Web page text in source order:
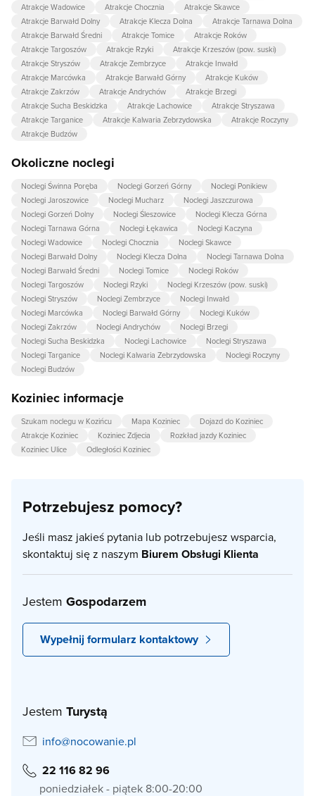
Atrakcje Wadowice
Atrakcje Chocznia
Atrakcje Skawce
Atrakcje Barwałd Dolny
Atrakcje Klecza Dolna
Atrakcje Tarnawa Dolna
Atrakcje Barwałd Średni
Atrakcje Tomice
Atrakcje Roków
Atrakcje Targoszów
Atrakcje Rzyki
Atrakcje Krzeszów (pow. suski)
Atrakcje Stryszów
Atrakcje Zembrzyce
Atrakcje Inwałd
Atrakcje Marcówka
Atrakcje Barwałd Górny
Atrakcje Kuków
Atrakcje Zakrzów
Atrakcje Andrychów
Atrakcje Brzegi
Atrakcje Sucha Beskidzka
Atrakcje Lachowice
Atrakcje Stryszawa
Atrakcje Targanice
Atrakcje Kalwaria Zebrzydowska
Atrakcje Roczyny
Atrakcje Budzów
Okoliczne noclegi
Noclegi Świnna Poręba Noclegi Gorzeń Górny
Noclegi Ponikiew
Noclegi Jaroszowice
Noclegi Mucharz
Noclegi Jaszczurowa
Noclegi Gorzeń Dolny
Noclegi Śleszowice
Noclegi Klecza Górna
Noclegi Tarnawa Górna
Noclegi Łękawica
Noclegi Kaczyna
Noclegi Wadowice
Noclegi Chocznia
Noclegi Skawce
Noclegi Barwałd Dolny
Noclegi Klecza Dolna
Noclegi Tarnawa Dolna
Noclegi Barwałd Średni
Noclegi Tomice
Noclegi Roków
Noclegi Targoszów
Noclegi Rzyki
Noclegi Krzeszów (pow. suski)
Noclegi Stryszów
Noclegi Zembrzyce
Noclegi Inwałd
Noclegi Marcówka
Noclegi Barwałd Górny
Noclegi Kuków
Noclegi Zakrzów
Noclegi Andrychów
Noclegi Brzegi
Noclegi Sucha Beskidzka
Noclegi Lachowice
Noclegi Stryszawa
Noclegi Targanice
Noclegi Kalwaria Zebrzydowska
Noclegi Roczyny
Noclegi Budzów
Koziniec informacje
Szukam noclegu w Kozińcu Mapa Koziniec
Dojazd do Koziniec
Atrakcje Koziniec
Koziniec Zdjecia
Rozkład jazdy Koziniec
Koziniec Ulice
Odległości Koziniec
Potrzebujesz pomocy?
Jeśli masz jakieś pytania lub potrzebujesz wsparcia,
skontaktuj się z naszym Biurem Obsługi Klienta
Jestem Gospodarzem
Wypełnij formularz kontaktowy
Jestem Turystą
info@nocowanie.pl
22 116 82 96
poniedziałek - piątek 8:00-20:00